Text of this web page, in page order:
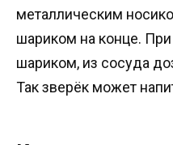
металлическим
шариком на конце.
шариком, из сосуда
Так зверёк может